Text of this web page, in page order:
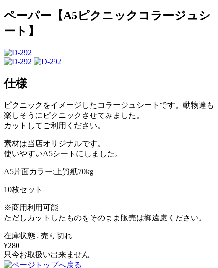
ペーパー【A5ピクニックコラージュシ
ート】
仕様
ピクニックをイメージしたコラージュシートです。動物達も
楽しそうにピクニックさせてみました。
カットしてご利用ください。
素材は当店オリジナルです。
使いやすいA5シートにしました。
A5片面カラー:上質紙70kg
10枚セット
※商用利用可能
ただしカットしたものをそのまま販売は御遠慮ください。
在庫状態 : 売り切れ
¥280
只今お取扱い出来ません